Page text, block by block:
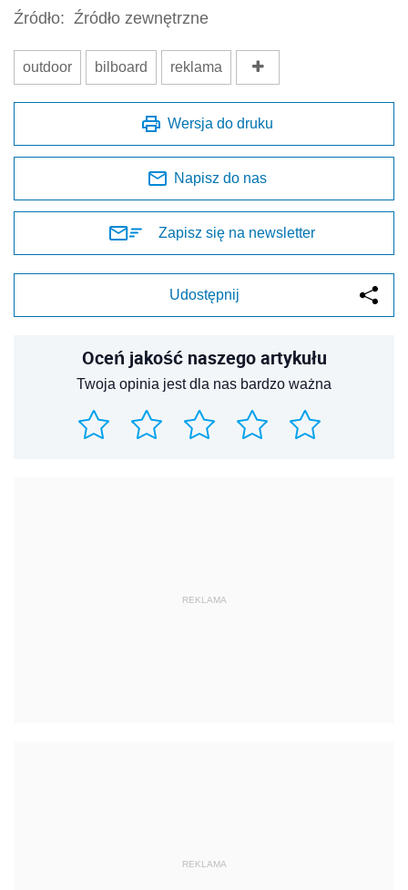
Źródło: Źródło zewnętrzne
outdoor bilboard reklama
Wersja do druku
Napisz do nas
Zapisz się na newsletter
Udostępnij
Oceń jakość naszego artykułu
Twoja opinia jest dla nas bardzo ważna
REKLAMA
REKLAMA